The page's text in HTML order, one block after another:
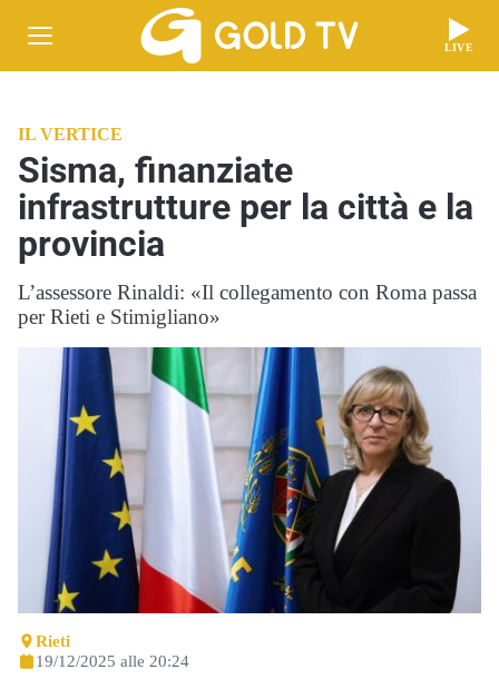
LIVE
IL VERTICE
Sisma, finanziate
infrastrutture per la città e la
provincia
L’assessore Rinaldi: «Il collegamento con Roma passa
per Rieti e Stimigliano»
Rieti
19/12/2025 alle 20:24